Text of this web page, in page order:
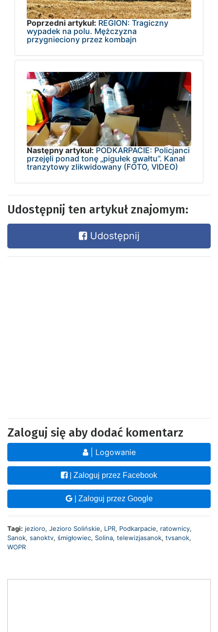
Poprzedni artykuł: REGION: Tragiczny
wypadek na polu. Mężczyzna
przygnieciony przez kombajn
Następny artykuł: PODKARPACIE: Policjanci
przejęli ponad tonę „pigułek gwałtu”. Kanał
tranzytowy zlikwidowany (FOTO, VIDEO)
Udostępnij ten artykuł znajomym:
Udostępnij
Zaloguj się aby dodać komentarz
| Logowanie
| Zaloguj przez Facebook
| Zaloguj przez Google
Tagi: jezioro, Jezioro Solińskie, LPR, Podkarpacie, ratownicy,
Sanok, sanoktv, śmigłowiec, Solina, telewizjasanok, tvsanok,
WOPR